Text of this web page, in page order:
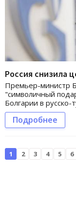
Россия снизила
Премьер-министр
"символичный
Болгарии в русско-
Подробнее
1 2 3 4 5 6